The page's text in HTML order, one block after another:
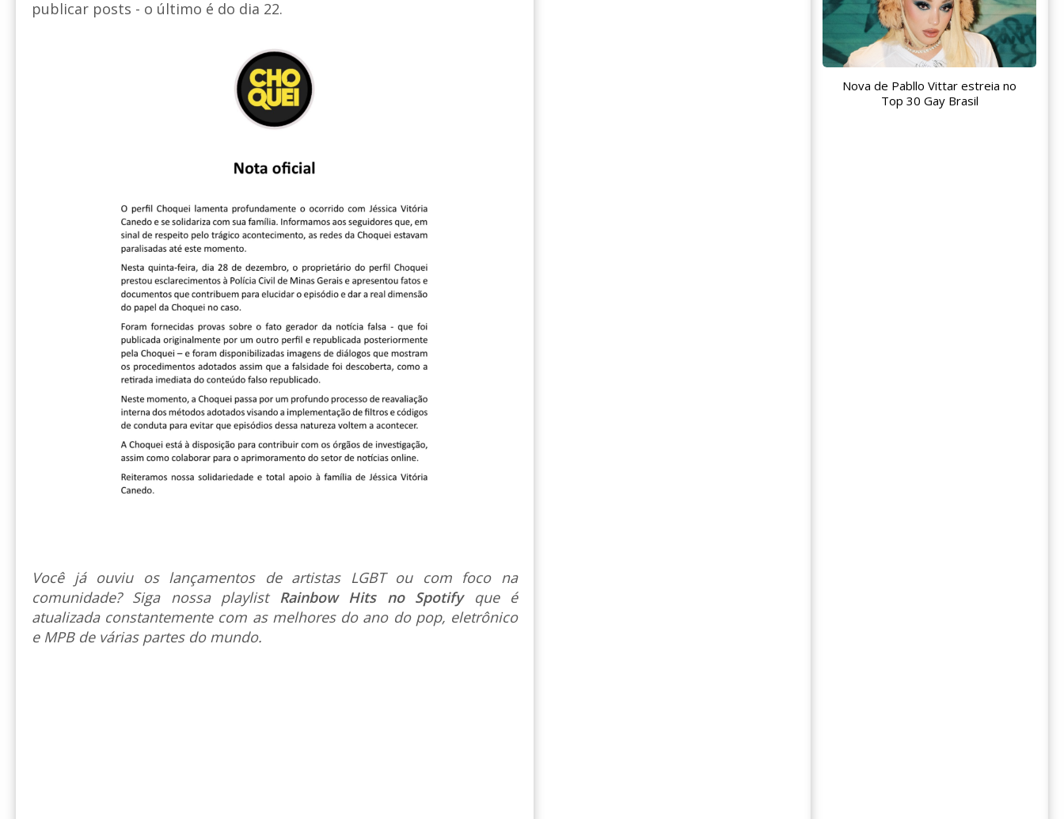
publicar posts - o último é do dia 22.
Você já ouviu os lançamentos de artistas LGBT ou com foco na
comunidade? Siga nossa playlist Rainbow Hits no Spotify que é
atualizada constantemente com as melhores do ano do pop, eletrônico
e MPB de várias partes do mundo.
Nova de Pabllo Vittar estreia no
Top 30 Gay Brasil